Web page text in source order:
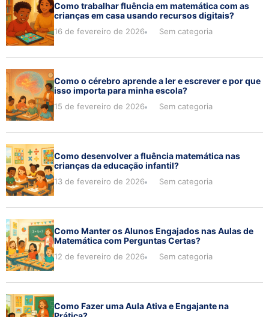
Como trabalhar fluência em matemática com as
crianças em casa usando recursos digitais?
16 de fevereiro de 2026 Sem categoria
Como o cérebro aprende a ler e escrever e por que
isso importa para minha escola?
15 de fevereiro de 2026 Sem categoria
Como desenvolver a fluência matemática nas
crianças da educação infantil?
13 de fevereiro de 2026 Sem categoria
Como Manter os Alunos Engajados nas Aulas de
Matemática com Perguntas Certas?
12 de fevereiro de 2026 Sem categoria
Como Fazer uma Aula Ativa e Engajante na